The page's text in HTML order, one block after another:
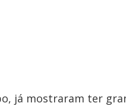
já mostraram ter